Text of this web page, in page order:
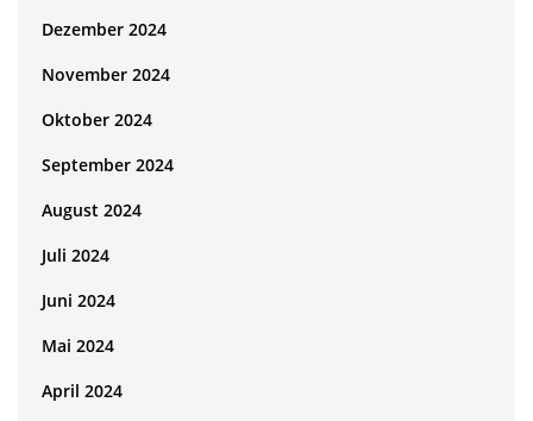
Dezember 2024
November 2024
Oktober 2024
September 2024
August 2024
Juli 2024
Juni 2024
Mai 2024
April 2024